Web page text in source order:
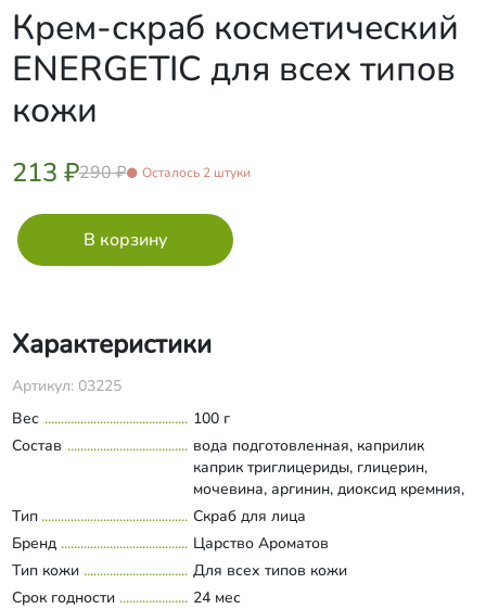
Крем-скраб косметический
ENERGETIC для всех типов
кожи
213 ₽290 ₽ Осталось 2 штуки
Характеристики
Артикул: 03225
Вес
100 г
Состав
вода подготовленная, каприлик
каприк триглицериды, глицерин,
мочевина, аргинин, диоксид кремния,
микрогранулы полиэтилена, экстракт
ананаса, аммониум
акрилоилдиметилтаурат,
глицерилолеат цитрат/каприлик
каприк триглицериды, янтарная
Развернуть состав
Тип
Скраб для лица
Бренд
Царство Ароматов
Тип кожи
Для всех типов кожи
Срок годности
24 мес